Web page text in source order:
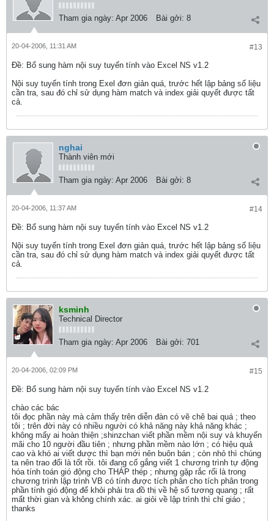
Tham gia ngày: Apr 2006 Bài gởi: 8
#13
20-04-2006, 11:31 AM
Ðề: Bổ sung hàm nội suy tuyến tính vào Excel NS v1.2
Nội suy tuyến tính trong Exel đơn giản quá, trước hết lập bảng số liệu
cần tra, sau đó chỉ sử dụng hàm match và index giải quyết được tất
cả.
nghai
Thành viên mới
Tham gia ngày: Apr 2006 Bài gởi: 8
#14
20-04-2006, 11:37 AM
Ðề: Bổ sung hàm nội suy tuyến tính vào Excel NS v1.2
Nội suy tuyến tính trong Exel đơn giản quá, trước hết lập bảng số liệu
cần tra, sau đó chỉ sử dụng hàm match và index giải quyết được tất
cả.
ksminh
Technical Director
Tham gia ngày: Apr 2006 Bài gởi: 701
#15
20-04-2006, 02:09 PM
Ðề: Bổ sung hàm nội suy tuyến tính vào Excel NS v1.2
chào các bác
tôi đọc phần này mà cảm thấy trên diễn đàn có vẽ chê bai quá ; theo
tôi ; trên đời này có nhiều người có khả năng này khả năng khác ;
không mấy ai hoàn thiện ;shinzchan viết phần mềm nội suy và khuyến
mãi cho 10 người đầu tiên ; nhưng phần mềm nào lớn ; có hiệu quả
cao và khó ai viết dược thì bạn mới nên buôn bán ; còn nhỏ thì chúng
ta nên trao đổi là tốt rồi. tôi đang cố gắng viết 1 chương trình tự động
hóa tính toán gió động cho THÁP thép ; nhưng gặp rắc rối là trong
chương trình lập trình VB có tính được tích phân cho tích phân trong
phần tính gió động để khỏi phải tra đồ thị về hệ số tương quang ; rất
mất thời gian và không chính xác. ai giỏi về lập trình thì chỉ giáo ;
thanks